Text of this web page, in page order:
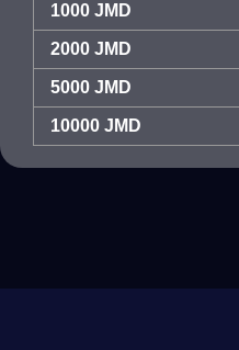
1000 JMD
2000 JMD
5000 JMD
10000 JMD